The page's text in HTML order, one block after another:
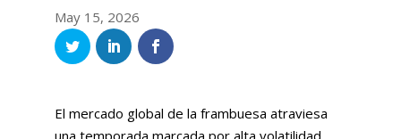
May 15, 2026
El mercado global de la frambuesa atraviesa